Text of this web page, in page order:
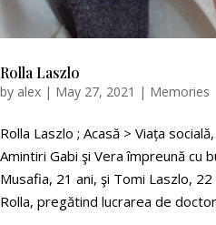
Rolla Laszlo
by alex | May 27, 2021 | Memories
Rolla Laszlo ; Acasă > Viața
Amintiri Gabi şi Vera împreună cu
Musafia, 21 ani, şi Tomi Laszlo,
Rolla, pregătind lucrarea de